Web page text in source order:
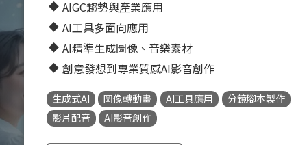
AIGC趨勢與產業應用
AI工具多面向應用
AI精準生成圖像、音樂素材
創意發想到專業質感AI影音創作
生成式AI 圖像轉動畫 AI工具應用
分鏡腳本製作
影片配音
AI影音創作